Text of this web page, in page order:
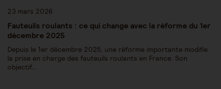
23 mars 2026
Fauteuils roulants : ce qui change avec la réforme du 1er
décembre 2025
Depuis le 1er décembre 2025, une réforme importante modifie
la prise en charge des fauteuils roulants en France. Son
objectif…